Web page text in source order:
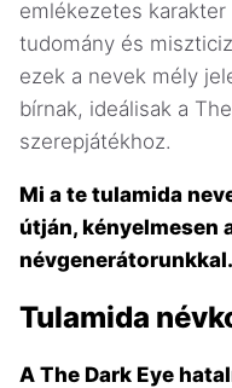
emlékezetes
tudomány és
ezek a nevek mély
bírnak, ideálisak a
szerepjátékhoz.
Mi a te tulamida
útján, kényelmesen
névgenerátorunkkal.
Tulamida
A The Dark Eye